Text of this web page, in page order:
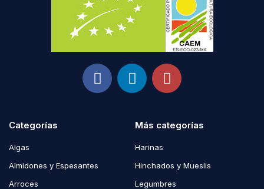
Categorías
Algas
Almidones y Espesantes
Arroces
Más categorías
Harinas
Hinchados y Mueslis
Legumbres